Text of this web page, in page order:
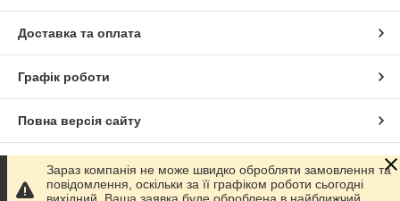
Доставка та оплата
Графік роботи
Повна версія сайту
Сайт створено на маркетплейсіProm.ua
Зараз компанія не може швидко обробляти замовлення та
повідомлення, оскільки за її графіком роботи сьогодні